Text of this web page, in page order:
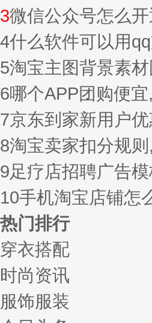
3微信公众号怎么
4什么软件可以用
5淘宝主图背景素
6哪个APP团购便
7京东到家新用户
8淘宝卖家扣分规
9足疗店招聘广告
10手机淘宝店铺怎
热门排行
穿衣搭配
时尚资讯
服饰服装